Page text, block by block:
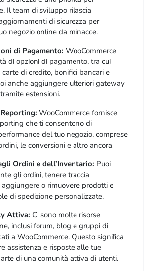
Il team di sviluppo rilascia
di sicurezza per
negozio online da minacce.
di Pagamento: WooCommerce
di opzioni di pagamento, tra cui
carte di credito, bonifici bancari e
anche aggiungere ulteriori gateway
estensioni.
WooCommerce fornisce
che ti consentono di
del tuo negozio, comprese
le conversioni e altro ancora.
Ordini e dell’Inventario: Puoi
gli ordini, tenere traccia
aggiungere o rimuovere prodotti e
di spedizione personalizzate.
Attiva: Ci sono molte risorse
inclusi forum, blog e gruppi di
a WooCommerce. Questo significa
assistenza e risposte alle tue
di una comunità attiva di utenti.